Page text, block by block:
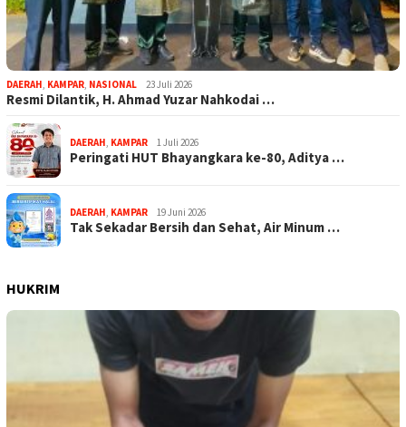
DAERAH KAMPAR NASIONAL 23 Juli 2026
Resmi Dilantik, H. Ahmad Yuzar Nahkodai …
DAERAH KAMPAR 1 Juli 2026
Peringati HUT Bhayangkara ke-80, Aditya …
DAERAH KAMPAR 19 Juni 2026
Tak Sekadar Bersih dan Sehat, Air Minum …
HUKRIM